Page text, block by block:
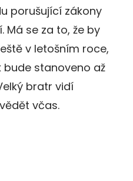
porušující zákony
Má se za to, že by
v letošním roce,
stanoveno až
bratr vidí
včas.